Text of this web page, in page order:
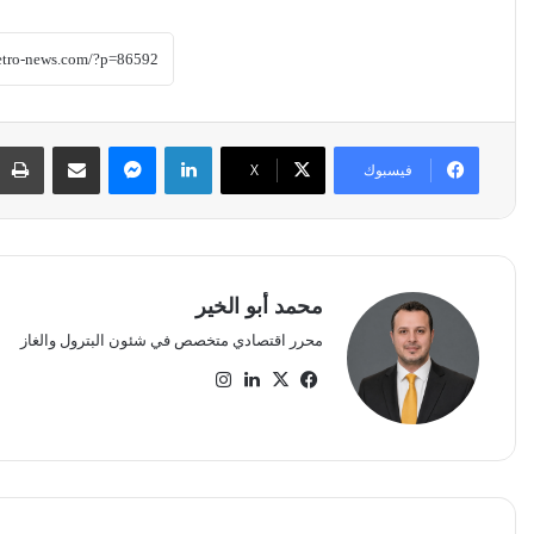
فيسبوك ‫X
لينكدإن ماسنجر مشاركة عبر البريد
محمد أبو الخير
محرر اقتصادي متخصص في شئون البترول والغاز
فيسبوك
‫X لينكدإن